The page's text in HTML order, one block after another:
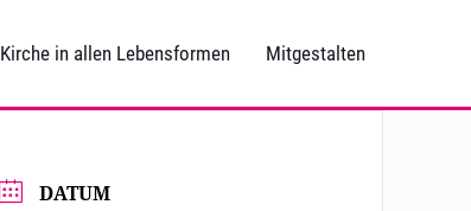
Kirche in allen Lebensformen Mitgestalten
DATUM